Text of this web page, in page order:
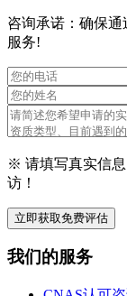
咨询承诺：确保
服务!
※ 请填写真实信
访！
立即获取免费评估
我们的服务